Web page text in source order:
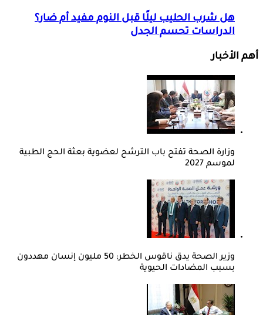
هل شرب الحليب ليلًا قبل النوم مفيد أم ضار؟
الدراسات تحسم الجدل
أهم الأخبار
وزارة الصحة تفتح باب الترشح لعضوية بعثة الحج الطبية
لموسم 2027
وزير الصحة يدق ناقوس الخطر: 50 مليون إنسان مهددون
بسبب المضادات الحيوية